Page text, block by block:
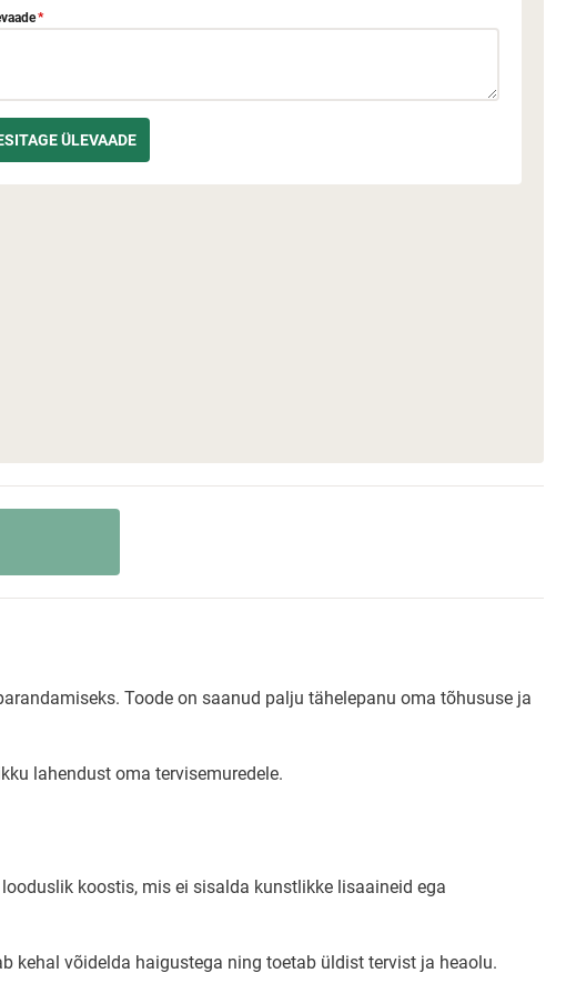
*
Toode on saanud palju tähelepanu oma tõhususe ja
lahendust oma tervisemuredele.
koostis, mis ei sisalda kunstlikke lisaaineid ega
kehal võidelda haigustega ning toetab üldist tervist ja heaolu.